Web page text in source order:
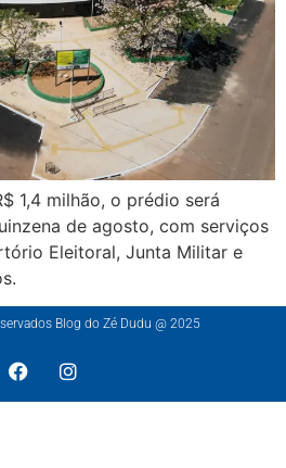
1,4 milhão, o prédio será
de agosto, com serviços
Eleitoral, Junta Militar e
Blog do Zé Dudu @ 2025